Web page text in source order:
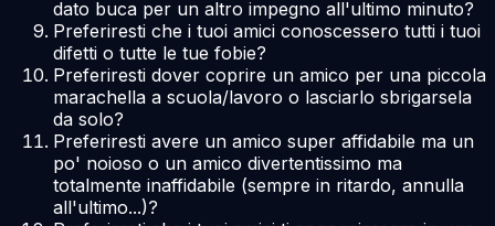
dato buca per un altro impegno all'ultimo minuto?
Preferiresti che i tuoi amici conoscessero tutti i tuoi
difetti o tutte le tue fobie?
Preferiresti dover coprire un amico per una piccola
marachella a scuola/lavoro o lasciarlo sbrigarsela
da solo?
Preferiresti avere un amico super affidabile ma un
po' noioso o un amico divertentissimo ma
totalmente inaffidabile (sempre in ritardo, annulla
all'ultimo...)?